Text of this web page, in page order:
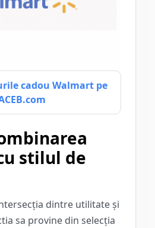
cadou Walmart pe
stilul de
dintre utilitate și
sa provine din selecția